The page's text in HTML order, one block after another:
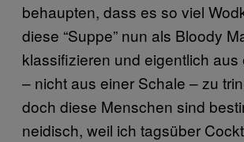
behaupten, dass es so viel
diese “Suppe” nun als Bloody
klassifizieren und eigentlich aus
– nicht aus einer Schale – zu
doch diese Menschen sind
neidisch, weil ich tagsüber